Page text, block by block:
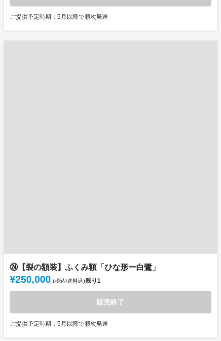
ご提供予定時期：5月以降で順次発送
㉔【裂の額装】ふくみ額「ひな形ー白鷺」
¥250,000 (税込/送料込)残り1
販売終了
ご提供予定時期：5月以降で順次発送